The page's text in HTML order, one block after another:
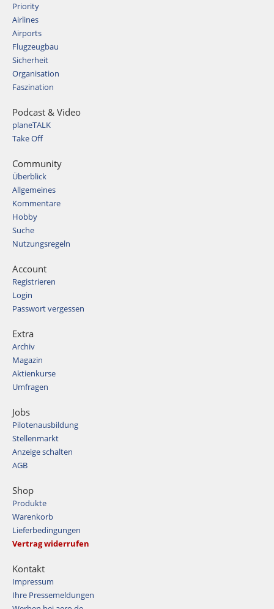
Priority
Airlines
Airports
Flugzeugbau
Sicherheit
Organisation
Faszination
Podcast & Video
planeTALK
Take Off
Community
Überblick
Allgemeines
Kommentare
Hobby
Suche
Nutzungsregeln
Account
Registrieren
Login
Passwort vergessen
Extra
Archiv
Magazin
Aktienkurse
Umfragen
Jobs
Pilotenausbildung
Stellenmarkt
Anzeige schalten
AGB
Shop
Produkte
Warenkorb
Lieferbedingungen
Vertrag widerrufen
Kontakt
Impressum
Ihre Pressemeldungen